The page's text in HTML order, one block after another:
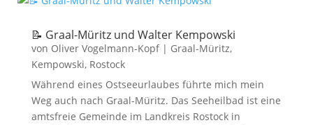
📝 Graal-Müritz und Walter Kempowski
von Oliver Vogelmann-Kopf| Graal-Müritz,
Kempowski, Rostock
Während eines Ostseeurlaubes führte mich mein
Weg auch nach Graal-Müritz. Das Seeheilbad ist eine
amtsfreie Gemeinde im Landkreis Rostock in